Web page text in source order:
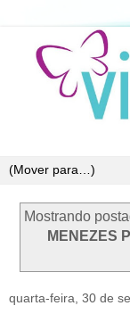
Mostrando
MENEZES
quarta-feira, 30 de